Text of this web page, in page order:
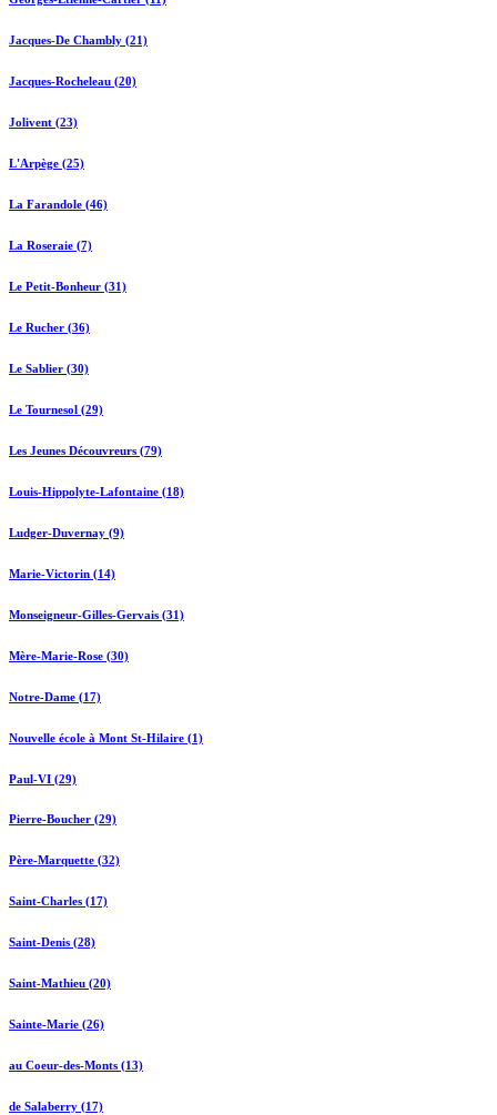
Jacques-De Chambly (21)
Jacques-Rocheleau (20)
Jolivent (23)
L'Arpège (25)
La Farandole (46)
La Roseraie (7)
Le Petit-Bonheur (31)
Le Rucher (36)
Le Sablier (30)
Le Tournesol (29)
Les Jeunes Découvreurs (79)
Louis-Hippolyte-Lafontaine (18)
Ludger-Duvernay (9)
Marie-Victorin (14)
Monseigneur-Gilles-Gervais (31)
Mère-Marie-Rose (30)
Notre-Dame (17)
Nouvelle école à Mont St-Hilaire (1)
Paul-VI (29)
Pierre-Boucher (29)
Père-Marquette (32)
Saint-Charles (17)
Saint-Denis (28)
Saint-Mathieu (20)
Sainte-Marie (26)
au Coeur-des-Monts (13)
de Salaberry (17)